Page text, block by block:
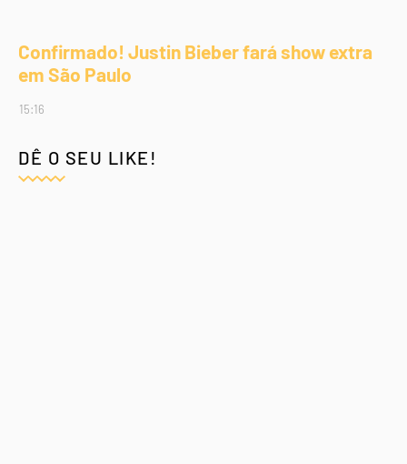
Confirmado! Justin Bieber fará show extra
em São Paulo
15:16
DÊ O SEU LIKE!